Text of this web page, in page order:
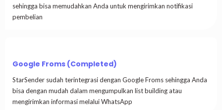
sehingga bisa memudahkan Anda untuk mengirimkan notifikasi
pembelian
Google Froms (Completed)
StarSender sudah terintegrasi dengan Google Froms sehingga Anda
bisa dengan mudah dalam mengumpulkan list building atau
mengirimkan informasi melalui WhatsApp